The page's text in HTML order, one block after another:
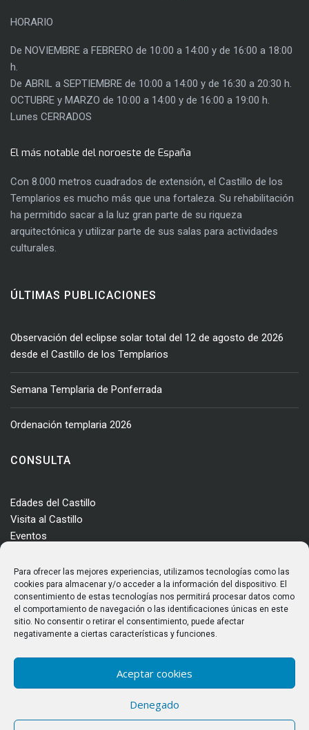
Para ofrecer las mejores experiencias, utilizamos tecnologías como las
cookies para almacenar y/o acceder a la información del dispositivo. El
consentimiento de estas tecnologías nos permitirá procesar datos como
el comportamiento de navegación o las identificaciones únicas en este
sitio. No consentir o retirar el consentimiento, puede afectar
negativamente a ciertas características y funciones.
Aceptar cookies
Denegado
HORARIO
De NOVIEMBRE a FEBRERO de 10:00 a 14:00 y de 16:00 a 18:00
h.
De ABRIL a SEPTIEMBRE de 10:00 a 14:00 y de 16:30 a 20:30 h.
OCTUBRE y MARZO de 10:00 a 14:00 y de 16:00 a 19:00 h.
Lunes CERRADOS
El más notable del noroeste de España
Con 8.000 metros cuadrados de extensión, el Castillo de los
Templarios es mucho más que una fortaleza. Su rehabilitación
ha permitido sacar a la luz gran parte de su riqueza
arquitectónica y utilizar parte de sus salas para actividades
culturales.
ÚLTIMAS PUBLICACIONES
Observación del eclipse solar total del 12 de agosto de 2026
desde el Castillo de los Templarios
Semana Templaria de Ponferrada
Ordenación templaria 2026
CONSULTA
Edades del Castillo
Visita al Castillo
Eventos
Enclave
Más información
Consultas
Horarios y tarifas
© Castillo de los Templarios. Todos los derechos reservados